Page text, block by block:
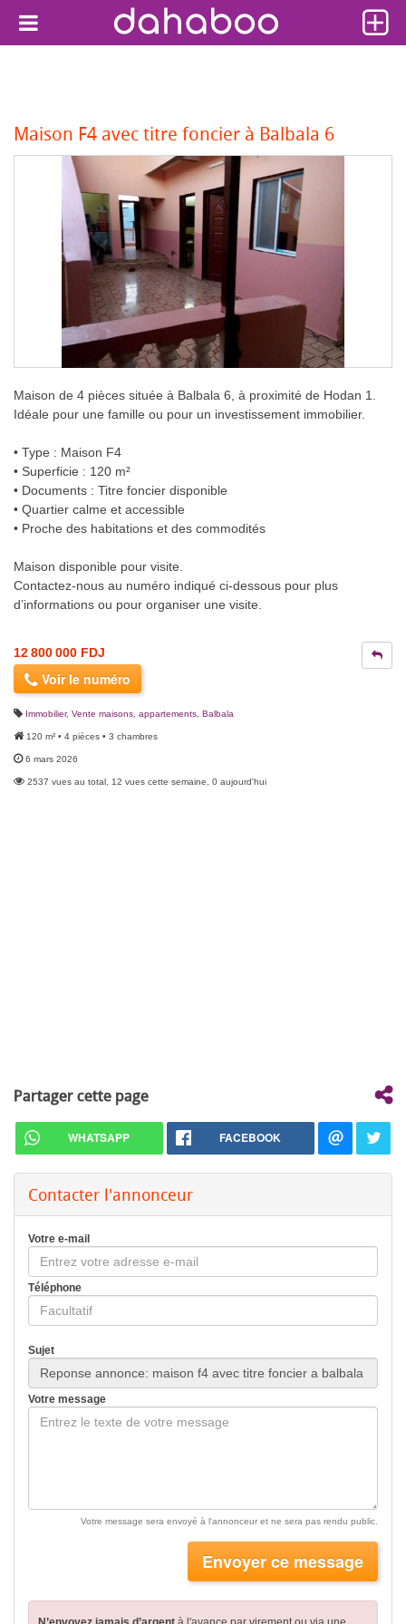
Maison F4 avec titre foncier à Balbala 6
Maison de 4 pièces située à Balbala 6, à proximité de Hodan 1.
Idéale pour une famille ou pour un investissement immobilier.
• Type : Maison F4
• Superficie : 120 m²
• Documents : Titre foncier disponible
• Quartier calme et accessible
• Proche des habitations et des commodités
Maison disponible pour visite.
Contactez-nous au numéro indiqué ci-dessous pour plus
d’informations ou pour organiser une visite.
12 800 000 FDJ
Voir le numéro
Immobilier, Vente maisons, appartements Balbala
120 m² • 4 pièces • 3 chambres
6 mars 2026
2537 vues au total, 12 vues cette semaine, 0 aujourd'hui
Partager cette page
WHATSAPP FACEBOOK
Contacter l'annonceur
Votre e-mail
Téléphone
Sujet
Votre message
Votre message sera envoyé à l'annonceur et ne sera pas rendu public.
Envoyer ce message